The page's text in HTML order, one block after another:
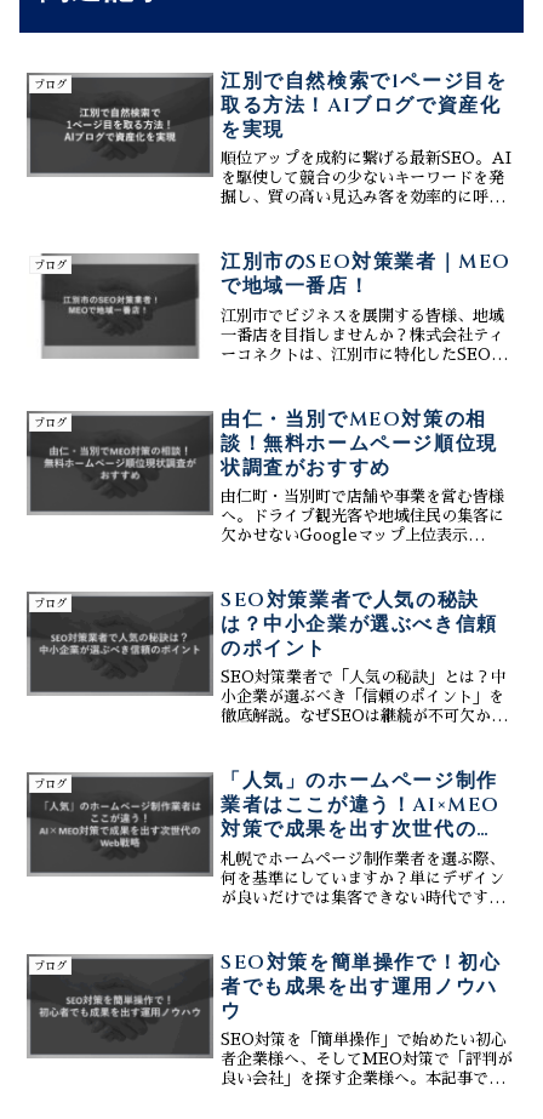
ブログ
江別で自然検索で1ページ目を
取る方法！AIブログで資産化
を実現
順位アップを成約に繋げる最新SEO。AI
を駆使して競合の少ないキーワードを発
掘し、質の高い見込み客を効率的に呼び
構築するための、データ主導のコンテン
ツ運用術を伝授します。
ブログ
江別市のSEO対策業者｜MEO
で地域一番店！
江別市でビジネスを展開する皆様、地域
一番店を目指しませんか？株式会社ティ
ーコネクトは、江別市に特化したSEO対
ップエンジン最適化(MEO)は、地域のお
客様にアプ...
ブログ
由仁・当別でMEO対策の相
談！無料ホームページ順位現
状調査がおすすめ
由仁町・当別町で店舗や事業を営む皆様
へ。ドライブ観光客や地域住民の集客に
欠かせないGoogleマップ上位表示
を知るための「無料ホームページ順位現
状調査」を実施中です。初期費用0円、月
額3万円～で始められる、Web制作と
SEO・MEOがセットになったオールイン
ワンサービスで、由仁・当別の隠れた魅
力を広く発信しましょう。お気軽にご相
談ください。
ブログ
SEO対策業者で人気の秘訣
は？中小企業が選ぶべき信頼
のポイント
SEO対策業者で「人気の秘訣」とは？中
小企業が選ぶべき「信頼のポイント」を
徹底解説。なぜSEOは継続が不可欠か、
会社ティーコネクトは、MEO・Web制
作連携で貴社のWe...
ブログ
「人気」のホームページ制作
業者はここが違う！AI×MEO
対策で成果を出す次世代の
Web戦略
札幌でホームページ制作業者を選ぶ際、
何を基準にしていますか？単にデザイン
が良いだけでは集客できない時代です。
「MEO対策」を組み合わせた次世代の
Web戦略です。株式会社ティーコネクト
は、生成AIを活用した効率的なコンテン
ツ作成や口コミ対応、そしてGoogleマッ
プ上位表示を標準装備したWeb制作で、
貴社のビジネスを強力に支援します。成
果が出る理由と、誰でも簡単に更新でき
る仕組みの秘密をぜひご覧ください。
ブログ
SEO対策を簡単操作で！初心
者でも成果を出す運用ノウハ
ウ
SEO対策を「簡単操作」で始めたい初心
者企業様へ、そしてMEO対策で「評判が
良い会社」を探す企業様へ。本記事で